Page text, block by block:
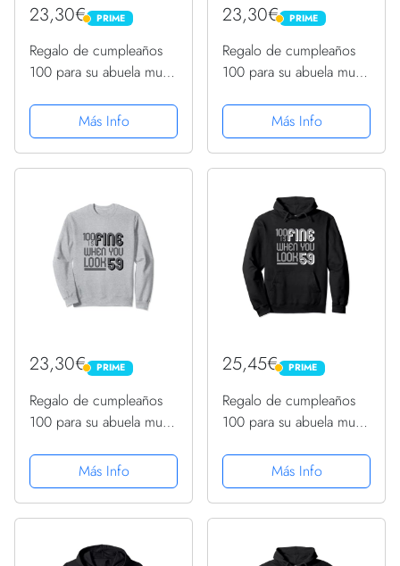
23,30€ PRIME
PRIME
Regalo de cumpleaños
100 para su abuela mujer
Más Info
23,30€ PRIME
PRIME
Regalo de cumpleaños
100 para su abuela mujer
Más Info
23,30€ PRIME
PRIME
Regalo de cumpleaños
100 para su abuela mujer
Más Info
25,45€ PRIME
PRIME
Regalo de cumpleaños
100 para su abuela mujer
con Capucha
Más Info